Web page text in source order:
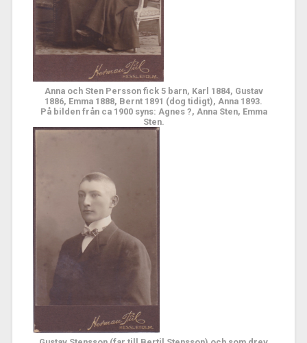
Anna och Sten Persson fick 5 barn, Karl 1884, Gustav
1886, Emma 1888, Bernt 1891 (dog tidigt), Anna 1893.
På bilden från ca 1900 syns: Agnes ?, Anna Sten, Emma
Sten.